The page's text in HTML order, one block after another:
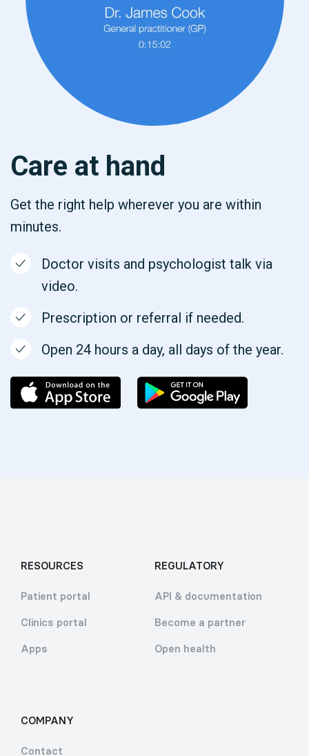
Care at hand
Get the right help wherever you are within
minutes.
Doctor visits and psychologist talk via
video.
Prescription or referral if needed.
Open 24 hours a day, all days of the year.
RESOURCES
Patient portal
Clinics portal
Apps
REGULATORY
API & documentation
Become a partner
Open health
COMPANY
Contact